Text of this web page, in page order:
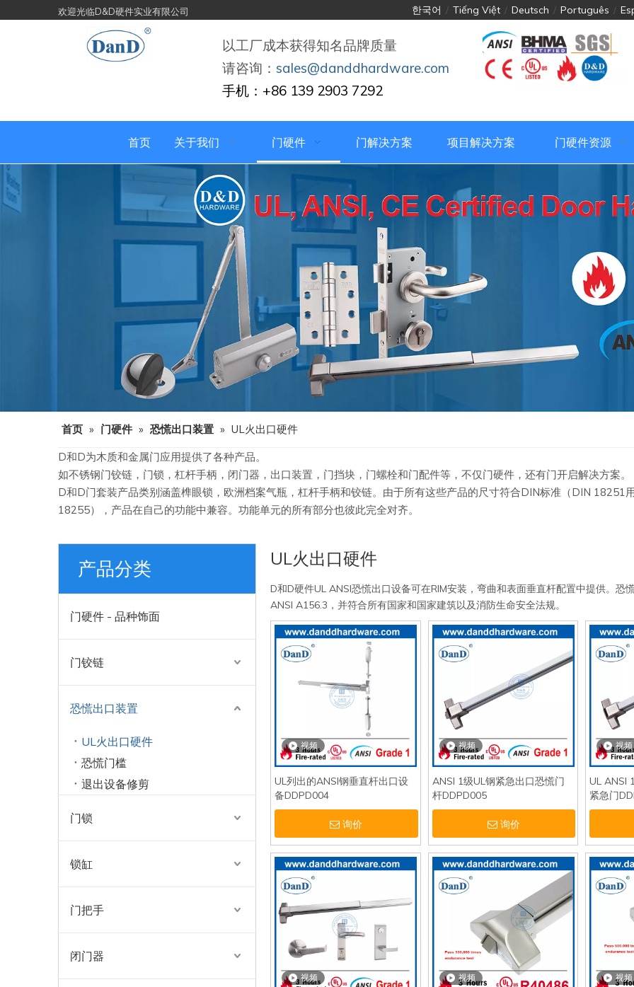
欢迎光临D&D硬件实业有限公司 한국어 / Tiếng Việt / Deutsch / Português /
以工厂成本获得知名品牌质量
请咨询： sales@danddhardware.com
手机：+86 139 2903 7292
首页 关于我们 门硬件 门解决方案 项目解决方案 门硬件资源
首页 » 门硬件 » 恐慌出口装置 » UL火出口硬件
D和D为木质和金属门应用提供了各种产品。
如不锈钢门铰链，门锁，杠杆手柄，闭门器，出口装置，门挡块，门螺栓和门配件等，不仅门硬件，还有门开启解决方案。
D和D门套装产品类别涵盖榫眼锁，欧洲档案气瓶，杠杆手柄和铰链。由于所有这些产品的尺寸符合DIN标准（DIN
18255），产品在自己的功能中兼容。功能单元的所有部分也彼此完全对齐。
产品分类
门硬件 - 品种饰面
门铰链
恐慌出口装置
UL火出口硬件
恐慌门槛
退出设备修剪
门锁
锁缸
门把手
闭门器
UL火出口硬件
D和D硬件UL ANSI恐慌出口设备可在RIM安装，弯曲和表面垂直杆配置中提供。
ANSI A156.3，并符合所有国家和国家建筑以及消防生命安全法规。
视频
UL列出的ANSI钢垂直杆出口设
备DDPD004
询价
视频
ANSI 1级UL钢紧急出口恐慌门
杆DDPD005
询价
视频
UL ANSI
紧急门
视频 视频 视频